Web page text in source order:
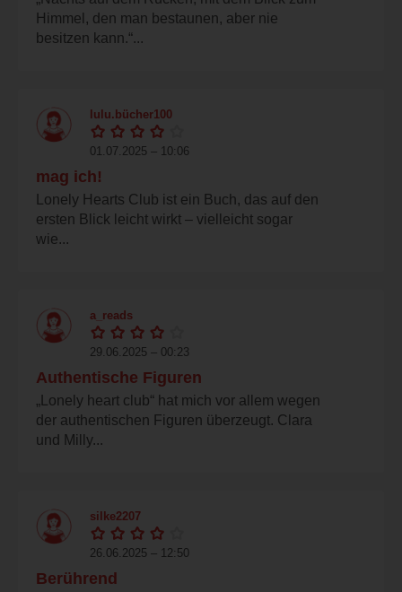
Himmel, den man bestaunen, aber nie
besitzen kann.“...
lulu.bücher100
01.07.2025 – 10:06
mag ich!
Lonely Hearts Club ist ein Buch, das auf den
ersten Blick leicht wirkt – vielleicht sogar
wie...
a_reads
29.06.2025 – 00:23
Authentische Figuren
„Lonely heart club“ hat mich vor allem wegen
der authentischen Figuren überzeugt. Clara
und Milly...
silke2207
26.06.2025 – 12:50
Berührend